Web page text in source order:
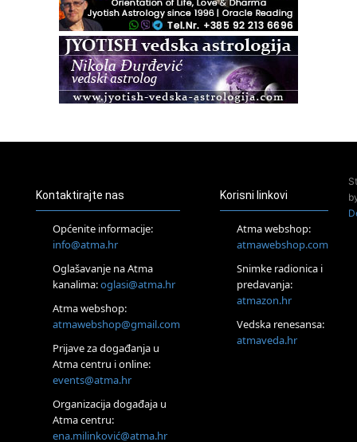
Zagreb+Online
Osnovni ThetaHealing® tečaj, Zagreb i Online
Access BARS®, otpusti stres
Pjesma srca / Zagreb
Tečaj Višeg Vodstva, razvijanja intuicije i Akaša zapisa
Online
Postanite Nositelj Vibracije Nove Zemlje
Visoko
Alemka Dauskardt – Jednodnevna radionica sistemskih
konstelacija
Zagreb
HOD PO ŽERAVICI – Seminar koji mijenja tijelo, duh i um
SoulFest – Festival glazbe, mudrosti i zajedništva
Kontaktirajte nas
Općenite informacije:
info@atma.hr
Oglašavanje na Atma
kanalima:oglasi@atma.hr
Atma webshop:
atmawebshop@gmail.com
Prijave za događanja u
Atma centru i online:
events@atma.hr
Organizacija događaja u
Atma centru:
ena.milinković@atma.hr
Korisni linkovi
Atma webshop:
atmawebshop.com
Snimke radionica i
predavanja:
atmazon.hr
Vedska renesansa:
atmaveda.hr